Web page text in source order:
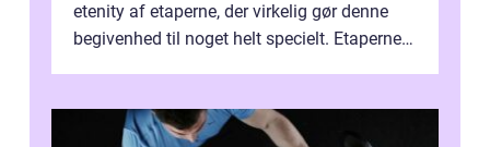
etenity af etaperne, der virkelig gør denne
begivenhed til noget helt specielt. Etaperne i